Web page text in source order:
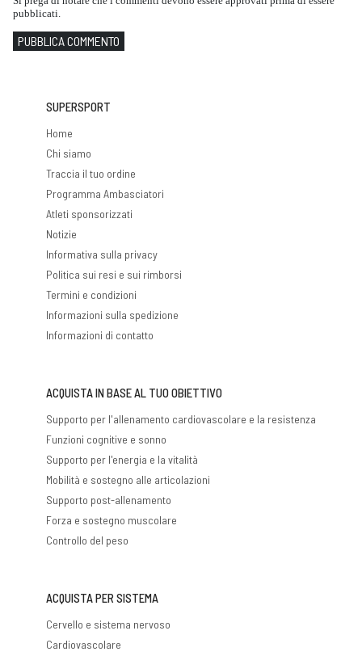
pubblicati.
PUBBLICA COMMENTO
SUPERSPORT
Home
Chi siamo
Traccia il tuo ordine
Programma Ambasciatori
Atleti sponsorizzati
Notizie
Informativa sulla privacy
Politica sui resi e sui rimborsi
Termini e condizioni
Informazioni sulla spedizione
Informazioni di contatto
ACQUISTA IN BASE AL TUO OBIETTIVO
Supporto per l'allenamento cardiovascolare e la resistenza
Funzioni cognitive e sonno
Supporto per l'energia e la vitalità
Mobilità e sostegno alle articolazioni
Supporto post-allenamento
Forza e sostegno muscolare
Controllo del peso
ACQUISTA PER SISTEMA
Cervello e sistema nervoso
Cardiovascolare